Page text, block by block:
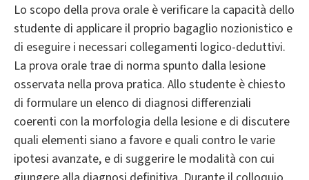
Lo scopo della prova orale è verificare la capacità dello
studente di applicare il proprio bagaglio nozionistico e
di eseguire i necessari collegamenti logico-deduttivi.
La prova orale trae di norma spunto dalla lesione
osservata nella prova pratica. Allo studente è chiesto
di formulare un elenco di diagnosi differenziali
coerenti con la morfologia della lesione e di discutere
quali elementi siano a favore e quali contro le varie
ipotesi avanzate, e di suggerire le modalità con cui